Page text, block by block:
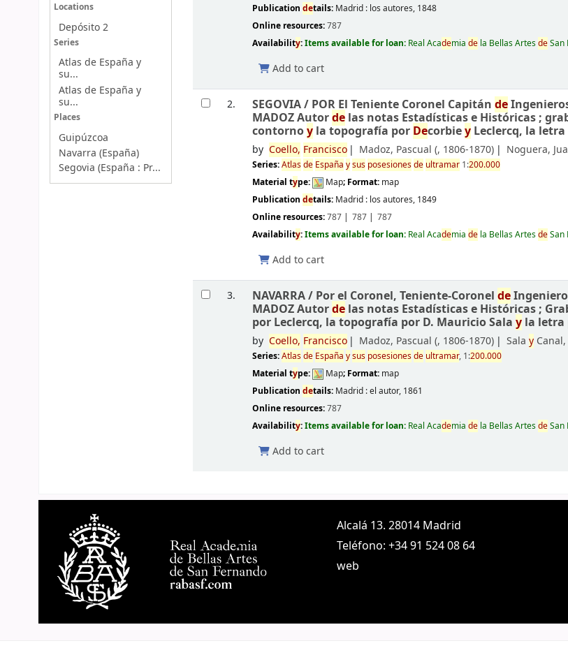
Locations
Depósito 2
Series
Atlas de España y
su...
Atlas de España y
su...
Places
Guipúzcoa
Navarra (España)
Segovia (España : Pr...
Publicationdetails: Madrid : los autores, 1848
Online resources:787
Availability:Items available for loan: Real Academiade la Bellas ArtesdeSan
Add to cart
2. SEGOVIA / POR El Teniente Coronel Capitánde
MADOZ Autorde las notas Estadísticas e Históricas ;
contornoy la topografía por Decorbiey Leclercq, la
by Coello, Francisco Madoz, Pascual (, 1806-1870) Noguera,
Series:Atlasde España ysus posesionesde ultramar 1:200.000
Material type: Map; Format: map
Publicationdetails: Madrid : los autores, 1849
Online resources:787 787
787
Availability:Items available for loan: Real Academiade la Bellas ArtesdeSan
Add to cart
3. NAVARRA / Por el Coronel, Teniente-Coronelde
MADOZ Autorde las notas Estadísticas e Históricas ;
por Leclercq, la topografía por D. Mauricio Salay la letra
by Coello, Francisco Madoz, Pascual (, 1806-1870) Salay
Series:Atlasde España ysus posesionesde ultramar, 1:200.000
Material type: Map; Format: map
Publicationdetails: Madrid :el autor, 1861
Online resources:787
Availability:Items available for loan: Real Academiade la Bellas ArtesdeSan
Add to cart
Alcalá 13. 28014 Madrid
Teléfono: +34 91 524 08 64
web